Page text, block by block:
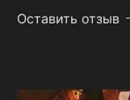
Оставить отзыв